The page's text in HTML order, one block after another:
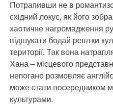
Потрапивши не в
східний локус, як його
хаотичне нагромадження
відшукати бодай рештки
території. Так вона
Хана – місцевого
непогано розмовляє
може стати посередником
культурами.